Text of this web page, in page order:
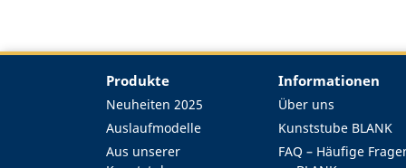
Produkte
Neuheiten 2025
Auslaufmodelle
Aus unserer
Informationen
Über uns
Kunststube BLANK
FAQ – Häufige